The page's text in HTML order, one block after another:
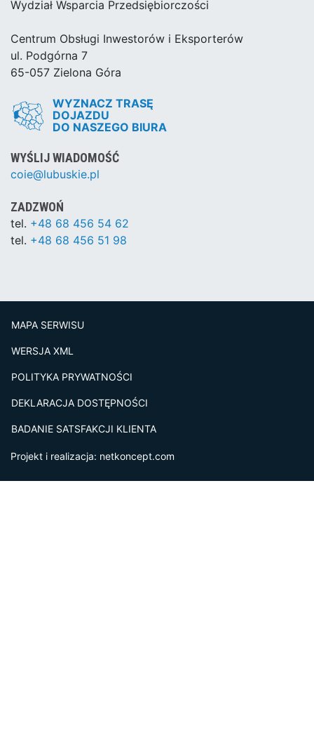
Wydział Wsparcia Przedsiębiorczości
Centrum Obsługi Inwestorów i Eksporterów
ul. Podgórna 7
65-057 Zielona Góra
WYZNACZ TRASĘ
DOJAZDU
DO NASZEGO BIURA
WYŚLIJ WIADOMOŚĆ
coie@lubuskie.pl
ZADZWOŃ
tel. +48 68 456 54 62
tel. +48 68 456 51 98
MAPA SERWISU
WERSJA XML
POLITYKA PRYWATNOŚCI
DEKLARACJA DOSTĘPNOŚCI
BADANIE SATSFAKCJI KLIENTA
Projekt i realizacja: netkoncept.com